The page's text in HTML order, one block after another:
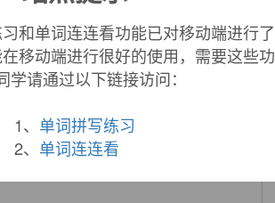
和单词连连看功能已对移动端进行了
移动端进行很好的使用，需要这些功
学请通过以下链接访问：
1、 单词拼写练习
2、 单词连连看